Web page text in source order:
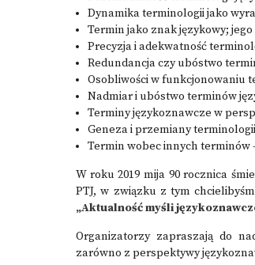
Dynamika terminologii jako
Termin jako znak językowy;
Precyzja i adekwatność
Redundancja czy ubóstwo
Osobliwości w funkcjonowaniu
Nadmiar i ubóstwo terminów
Terminy językoznawcze w
Geneza i przemiany
Termin wobec innych terminów
W roku 2019 mija 90 rocznica
PTJ, w związku z tym
„Aktualność myśli
Organizatorzy zapraszają do
zarówno z perspektywy